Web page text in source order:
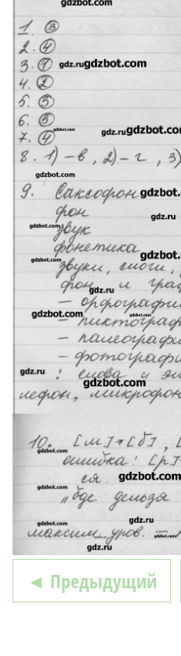
◄ Предыдущий